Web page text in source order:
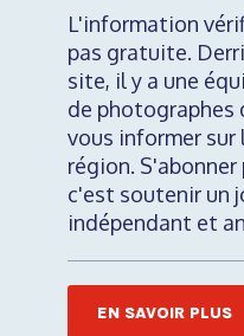
L'information
pas gratuite.
site, il y a une
de photographes
vous informer
région.
c'est soutenir un
indépendant et
EN SAVOIR PLUS